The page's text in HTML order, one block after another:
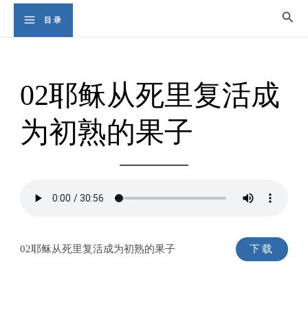
Main
目录
02耶稣从死里复活成
为初熟的果子
02耶稣从死里复活成为初熟的果子 下载